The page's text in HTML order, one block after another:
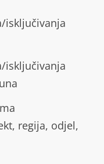
isključivanja
isključivanja
regija, odjel,